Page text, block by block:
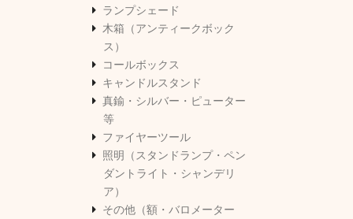
ランプシェード
木箱（アンティークボック
ス）
コールボックス
キャンドルスタンド
真鍮・シルバー・ピューター
等
ファイヤーツール
照明（スタンドランプ・ペン
ダントライト・シャンデリ
ア）
その他（額・バロメーター